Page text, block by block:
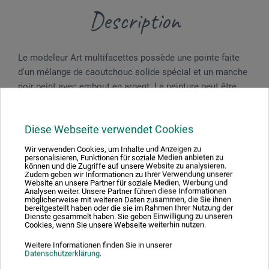
Diese Webseite verwendet Cookies
Wir verwenden Cookies, um Inhalte und Anzeigen zu
personalisieren, Funktionen für soziale Medien anbieten zu
können und die Zugriffe auf unsere Website zu analysieren.
Zudem geben wir Informationen zu Ihrer Verwendung unserer
Website an unsere Partner für soziale Medien, Werbung und
Analysen weiter. Unsere Partner führen diese Informationen
möglicherweise mit weiteren Daten zusammen, die Sie ihnen
bereitgestellt haben oder die sie im Rahmen Ihrer Nutzung der
Dienste gesammelt haben. Sie geben Einwilligung zu unseren
Cookies, wenn Sie unsere Webseite weiterhin nutzen.
Weitere Informationen finden Sie in unserer
Datenschutzerklärung.
Description
Le modeleur Art multifacettes possède une pointe faite
d'un mélange de caoutchouc solide spécial et un manche
noir peint avec embout en argent. La peinture peut être
comme un pinceau. Fabriqué en Allemagne.
Évaluations des produits (0)
Soyez le premier à donner votre avis sur ce produit.